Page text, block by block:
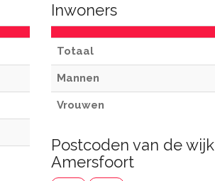
Inwoners
Totaal
Mannen
Vrouwen
Postcoden van de wijk
Amersfoort